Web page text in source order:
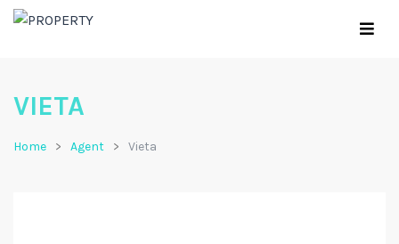
VIETA
Home Agent Vieta